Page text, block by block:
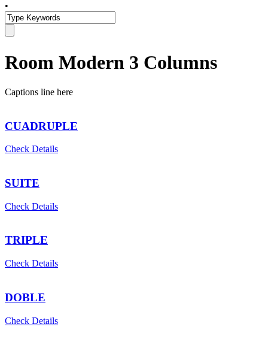
•
Room Modern 3 Columns
Captions line here
CUADRUPLE
Check Details
SUITE
Check Details
TRIPLE
Check Details
DOBLE
Check Details